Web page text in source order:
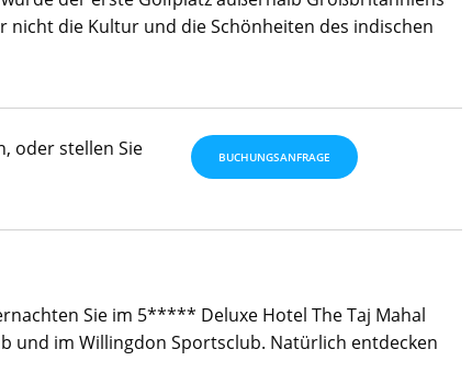
nicht die Kultur und die Schönheiten des indischen
oder stellen Sie
BUCHUNGSANFRAGE
Sie im 5***** Deluxe Hotel The Taj Mahal
und im Willingdon Sportsclub. Natürlich entdecken